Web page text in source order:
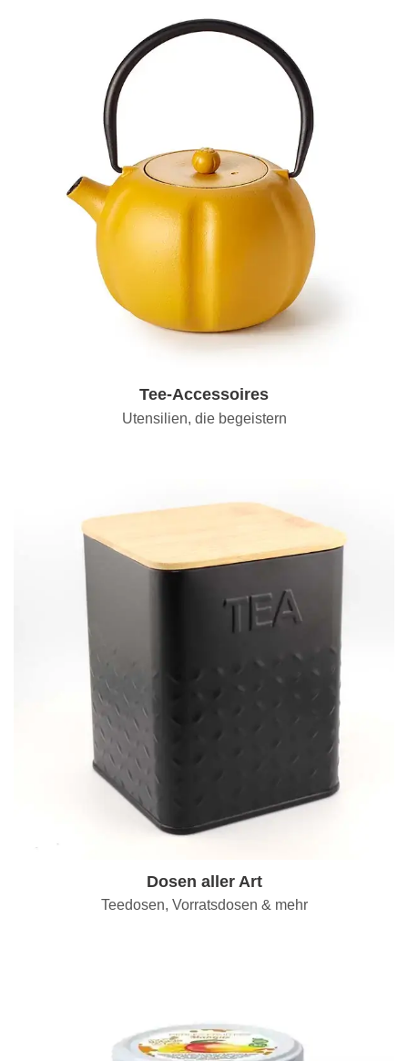
Tee-Accessoires
Utensilien, die begeistern
Dosen aller Art
Teedosen, Vorratsdosen & mehr